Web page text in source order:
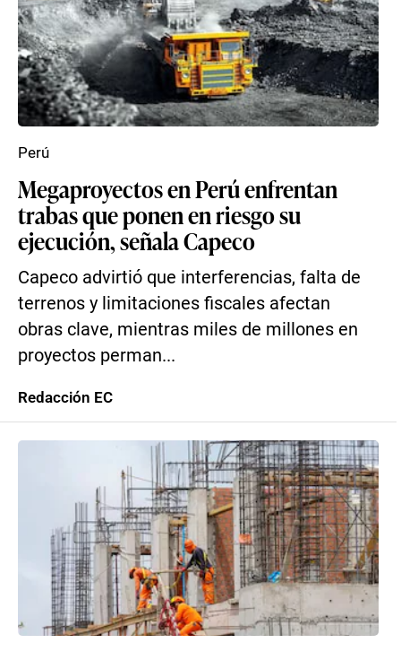
Megaproyectos en Perú enfrentan
trabas que ponen en riesgo su
ejecución, señala Capeco
Capeco advirtió que interferencias, falta de
terrenos y limitaciones fiscales afectan
obras clave, mientras miles de millones en
proyectos perman...
Perú
Redacción EC